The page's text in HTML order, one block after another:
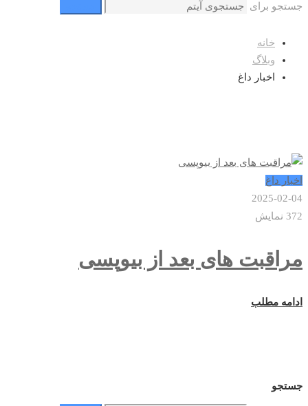
جستجو برای
خانه
وبلاگ
اخبار داغ
اخبار داغ
2025-02-04
372 نمایش
مراقبت های بعد از بیوپسی
ادامه مطلب
جستجو